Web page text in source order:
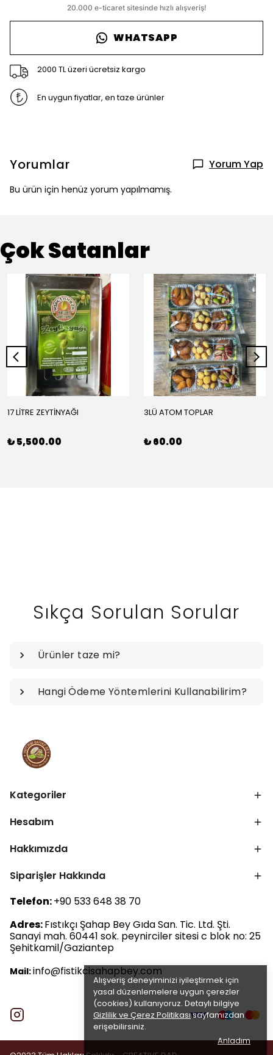
Alışveriş deneyiminizi iyileştirmek için
yasal düzenlemelere uygun çerezler
(cookies) kullanıyoruz. Detaylı bilgiye
Gizlilik ve Çerez Politikasısayfamızdan
erişebilirsiniz.
Anladım
WHATSAPP
2000 TL üzeri ücretsiz kargo
En uygun fiyatlar, en taze ürünler
Yorumlar Yorum Yap
Bu ürün için henüz yorum yapılmamış.
Çok Satanlar
17 LİTRE ZEYTİNYAĞI
₺ 5,500.00
3LÜ ATOM TOPLAR
₺ 60.00
Sıkça Sorulan Sorular
Ürünler taze mi?
Hangi Ödeme Yöntemlerini Kullanabilirim?
Kategoriler
Hesabım
Hakkımızda
Siparişler Hakkında
Telefon:+90 533 648 38 70
Adres:Fıstıkçı Şahap Bey Gıda San. Tic. Ltd. Şti.
Sanayi mah. 60441 sok. peynirciler sitesi c blok no: 25
Şehitkamil/Gaziantep
Mail:info@fistikcisahapbey.com